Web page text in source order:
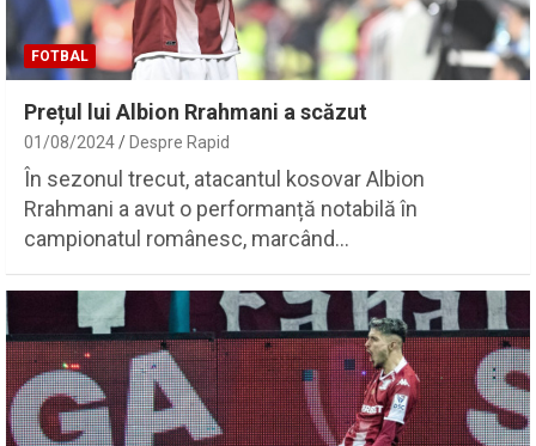
FOTBAL
Prețul lui Albion Rrahmani a scăzut
01/08/2024 Despre Rapid
În sezonul trecut, atacantul kosovar Albion
Rrahmani a avut o performanță notabilă în
campionatul românesc, marcând…